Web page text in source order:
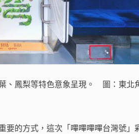
、鳳梨等特色意象呈現。 圖：東北
要的方式，這次「嗶嗶嗶嗶台灣號」